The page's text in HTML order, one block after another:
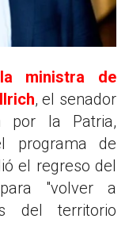
, el senador
por la Patria,
programa de
el regreso del
"volver a
del territorio